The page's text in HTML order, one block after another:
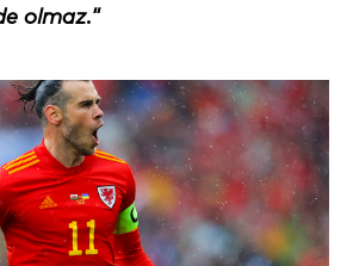
olmaz."